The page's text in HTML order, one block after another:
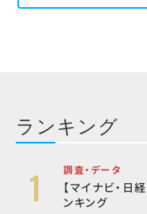
ランキング
調査・データ
【マイナビ・
ンキング